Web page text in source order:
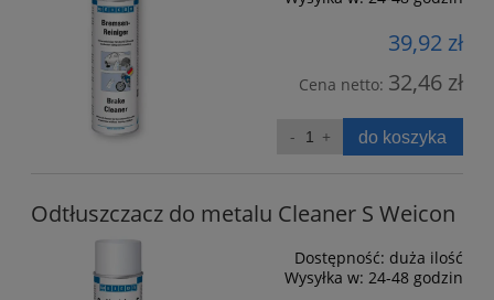
39,92 zł
Cena netto: 32,46 zł
do koszyka
Odtłuszczacz do metalu Cleaner S Weicon
Dostępność: duża ilość
Wysyłka w: 24-48 godzin